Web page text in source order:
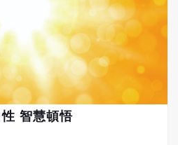
方便法門，而是真正無
才是真正的佛法。 什麼
，祂說法四十九年，未
說的，都不是真正的佛
尊在靈山會上「拈花微
問，難道
如那一瞬間的微笑嗎？
，並不在於有形有相的
在身心的清淨，要讓心
能夠解脫，這才是真正
駛的汽車一樣，我們使
了到目的地去上班、上
；但也有人利用這些工
做壞事。同樣的道理，
具，要帶著靈性回到佛
靈性帶到歪路，造了惡
我們開車去做壞事一
沒有把靈性帶到佛國淨
我經常在想，有人願意
性 智慧頓悟